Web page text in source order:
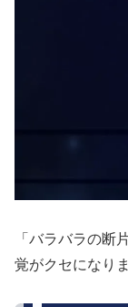
「バラバラの断
覚がクセになりま